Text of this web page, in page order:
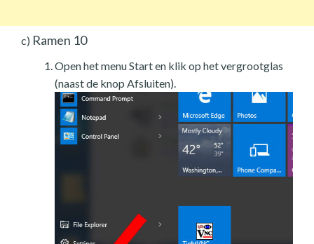
c) Ramen 10
Open het menu Start en klik op het vergrootglas
(naast de knop Afsluiten).